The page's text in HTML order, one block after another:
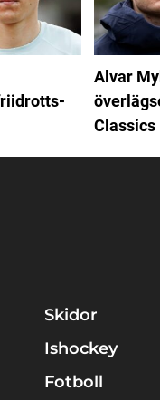
Alvar
Classics
Skidor
Ishockey
Fotboll